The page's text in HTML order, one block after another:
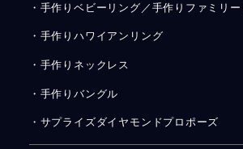
・手作りベビーリング／手作りファミリ
・手作りハワイアンリング
・手作りネックレス
・手作りバングル
・サプライズダイヤモンドプロポーズ